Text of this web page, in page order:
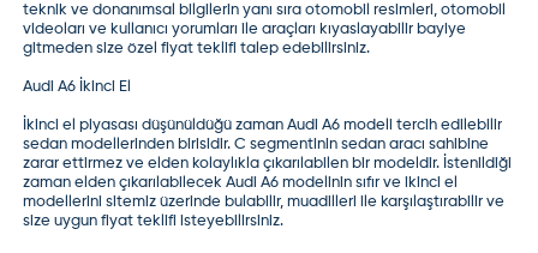
teknik ve donanımsal bilgilerin yanı sıraotomobil resimleri , otomobil
videoları ve kullanıcı yorumları ile araçları kıyaslayabilir bayiye
gitmeden size özel fiyat teklifi talep edebilirsiniz.
Audi A6 İkinci El
İkinci el piyasası düşünüldüğü zaman Audi A6 modeli tercih edilebilir
sedan modellerinden birisidir. C segmentinin sedan aracı sahibine
zarar ettirmez ve elden kolaylıkla çıkarılabilen bir modeldir. İstenildiği
zaman elden çıkarılabilecek Audi A6 modelinin sıfır ve ikinci el
modellerini sitemiz üzerinde bulabilir, muadilleri ile karşılaştırabilir ve
size uygun fiyat teklifi isteyebilirsiniz.